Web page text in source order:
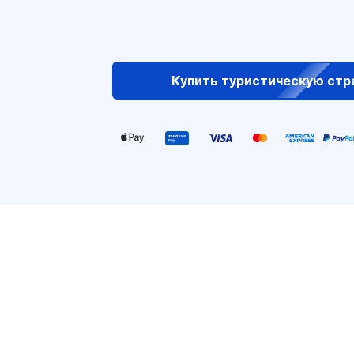
Купить туристическую